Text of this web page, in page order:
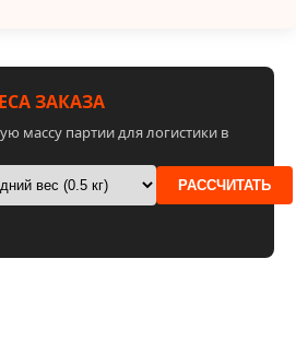
ЗАКАЗА
массу партии для логистики в
РАССЧИТАТЬ